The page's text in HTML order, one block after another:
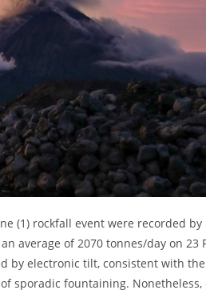
(1) rockfall event were recorded by
average of 2070 tonnes/day on 23
by electronic tilt, consistent with
sporadic fountaining. Nonetheless,